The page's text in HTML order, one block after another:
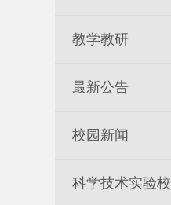
教学教研
最新公告
校园新闻
科学技术实验校